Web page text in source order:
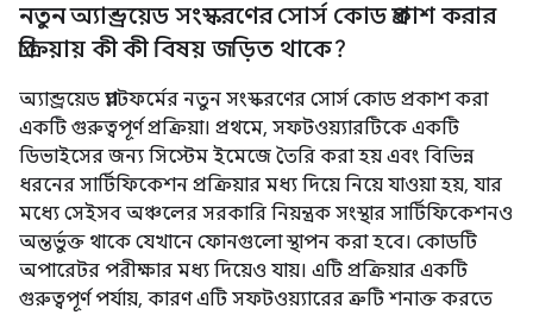
নতুন অ্যান্ড্রয়েড সংস্করণের সোর্স কোড প্রকাশ করার
প্রক্রিয়ায় কী কী বিষয় জড়িত থাকে?
অ্যান্ড্রয়েড প্ল্যাটফর্মের নতুন সংস্করণের সোর্স কোড প্রকাশ করা
একটি গুরুত্বপূর্ণ প্রক্রিয়া। প্রথমে, সফটওয়্যারটিকে একটি
ডিভাইসের জন্য সিস্টেম ইমেজে তৈরি করা হয় এবং বিভিন্ন
ধরনের সার্টিফিকেশন প্রক্রিয়ার মধ্য দিয়ে নিয়ে যাওয়া হয়, যার
মধ্যে সেইসব অঞ্চলের সরকারি নিয়ন্ত্রক সংস্থার সার্টিফিকেশনও
অন্তর্ভুক্ত থাকে যেখানে ফোনগুলো স্থাপন করা হবে। কোডটি
অপারেটর পরীক্ষার মধ্য দিয়েও যায়। এটি প্রক্রিয়ার একটি
গুরুত্বপূর্ণ পর্যায়, কারণ এটি সফটওয়্যারের ত্রুটি শনাক্ত করতে